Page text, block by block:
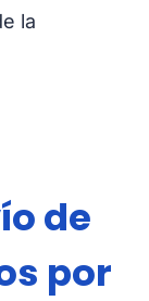
la
de
​​por